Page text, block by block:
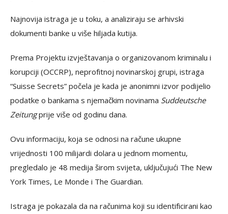
Najnovija istraga je u toku, a analiziraju se arhivski
dokumenti banke u više hiljada kutija.
Prema Projektu izvještavanja o organizovanom kriminalu i
korupciji (OCCRP), neprofitnoj novinarskoj grupi, istraga
“Suisse Secrets” počela je kada je anonimni izvor podijelio
podatke o bankama s njemačkim novinama Suddeutsche
Zeitungprije više od godinu dana.
Ovu informaciju, koja se odnosi na račune ukupne
vrijednosti 100 milijardi dolara u jednom momentu,
pregledalo je 48 medija širom svijeta, uključujući The New
York Times, Le Monde i The Guardian.
Istraga je pokazala da na računima koji su identificirani kao